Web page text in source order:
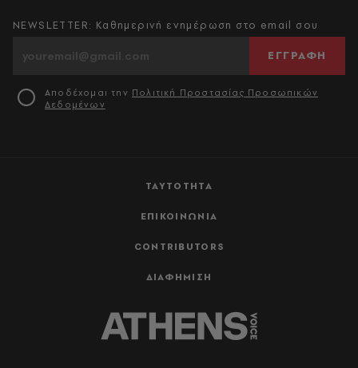
ΤΑΥΤΟΤΗΤΑ
ΕΠΙΚΟΙΝΩΝΙΑ
CONTRIBUTORS
ΔΙΑΦΗΜΙΣΗ
NEWSLETTER: Καθημερινή ενημέρωση στο email σου
ΕΓΓΡΑΦΗ
Αποδέχομαι την Πολιτική Προστασίας Προσωπικών
Δεδομένων